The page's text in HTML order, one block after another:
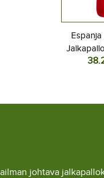
MM-kisat
johtava